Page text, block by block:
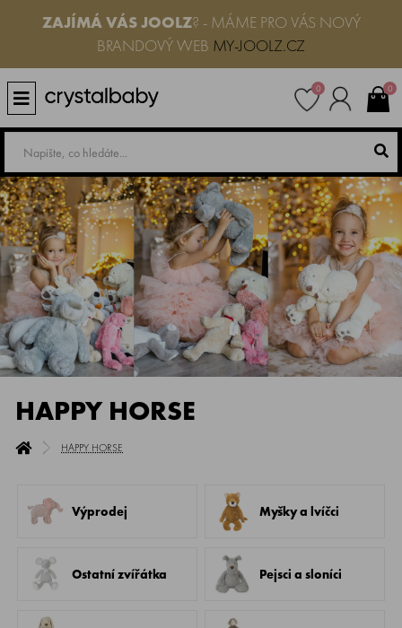
ZAJÍMÁ VÁS JOOLZ? - MÁME PRO VÁS NOVÝ
BRANDOVÝ WEB MY-JOOLZ.CZ
0 0
HAPPY HORSE
HAPPY HORSE
Výprodej Myšky a lvíčci
Ostatní zvířátka Pejsci a sloníci